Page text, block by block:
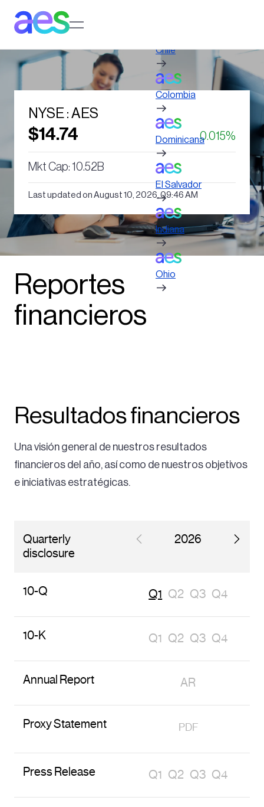
contenido
NYSE : AES
$14.74 0.015%
Mkt Cap: 10.52B
Last updated on August 10, 2026, 09:46 AM
Reportes
financieros
Resultados financieros
Una visión general de nuestros resultados
financieros del año, así como de nuestros objetivos
e iniciativas estratégicas.
Chile
Colombia
Dominicana
El Salvador
Indiana
Ohio